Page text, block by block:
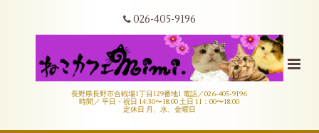
026-405-9196
長野県長野市合戦場1丁目129番地1 電話／026-405-9196
時間／ 平日・祝日 14:30〜18:00 土日 11：00〜18:00
定休日 月、水、金曜日